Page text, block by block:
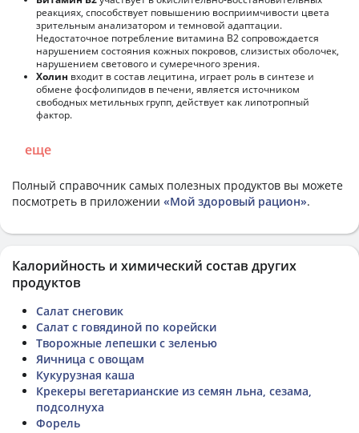
реакциях, способствует повышению восприимчивости цвета
зрительным анализатором и темновой адаптации.
Недостаточное потребление витамина В2 сопровождается
нарушением состояния кожных покровов, слизистых оболочек,
нарушением светового и сумеречного зрения.
Холин входит в состав лецитина, играет роль в синтезе и
обмене фосфолипидов в печени, является источником
свободных метильных групп, действует как липотропный
фактор.
еще
Полный справочник самых полезных продуктов вы можете
посмотреть в приложении «Мой здоровый рацион».
Калорийность и химический состав других
продуктов
Салат снеговик
Салат с говядиной по корейски
Творожные лепешки с зеленью
Яичница с овощам
Кукурузная каша
Крекеры вегетарианские из семян льна, сезама,
подсолнуха
Форель